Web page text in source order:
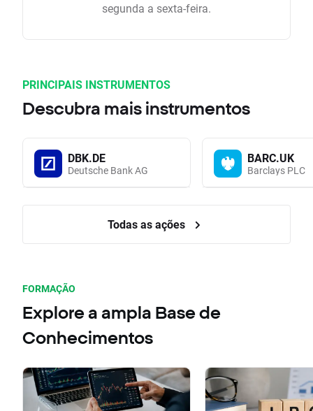
segunda a sexta-feira.
PRINCIPAIS INSTRUMENTOS
Descubra mais instrumentos
DBK.DE
Deutsche Bank AG
BARC.UK
Barclays PLC
Todas as ações
FORMAÇÃO
Explore a ampla Base de
Conhecimentos